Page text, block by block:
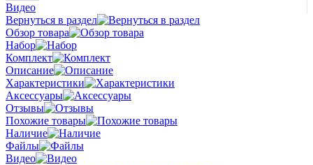
Видео
Вернуться в раздел
Обзор товара
Набор
Комплект
Описание
Характеристики
Аксессуары
Отзывы
Похожие товары
Наличие
Файлы
Видео